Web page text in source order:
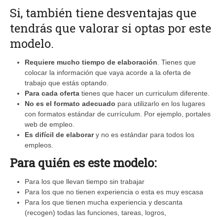
Si, también tiene desventajas que
tendrás que valorar si optas por este
modelo.
Requiere mucho tiempo de elaboración . Tienes que
colocar la información que vaya acorde a la oferta de
trabajo que estás optando.
Para cada oferta tienes que hacer un curriculum diferente.
No es el formato adecuado para utilizarlo en los lugares
con formatos estándar de currículum. Por ejemplo, portales
web de empleo.
Es difícil de elaborary no es estándar para todos los
empleos.
Para quién es este modelo:
Para los que llevan tiempo sin trabajar
Para los que no tienen experiencia o esta es muy escasa
Para los que tienen mucha experiencia y descanta
(recogen) todas las funciones, tareas, logros,